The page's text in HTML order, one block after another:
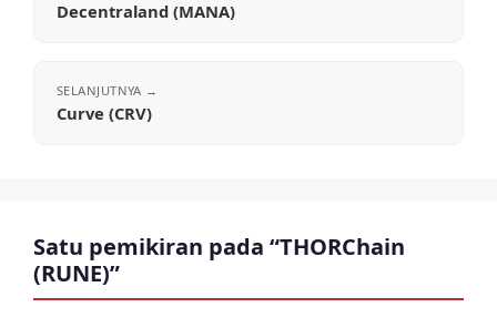
Decentraland (MANA)
Curve (CRV)
Satu pemikiran pada “THORChain
(RUNE)”